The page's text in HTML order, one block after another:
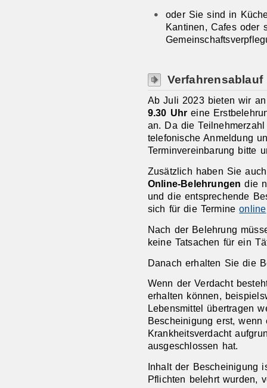
oder Sie sind in
Kantinen, Cafes oder
Verfahrensablauf
Ab Juli 2023 bieten wir
9.30 Uhr eine
an. Da die
telefonische Anmeldung
Terminvereinbarung bitte
Zusätzlich haben Sie
Online-Belehrungen die
und die entsprechende
sich für die Termineonline
Nach der Belehrung
keine Tatsachen für ein
Danach erhalten Sie die
Wenn der Verdacht
erhalten können,
Lebensmittel übertragen
Bescheinigung erst,
Krankheitsverdacht
ausgeschlossen hat.
Inhalt der Bescheinigung
Pflichten belehrt wurden,